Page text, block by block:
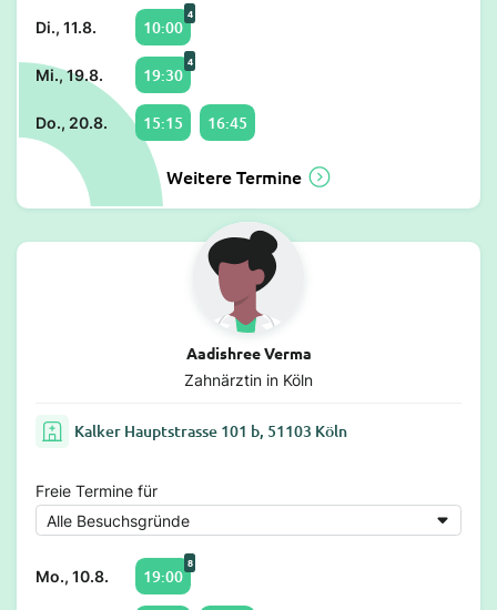
Di., 11.8. 10:00
4
Mi., 19.8. 19:30
4
Do., 20.8. 15:15 16:45
Weitere Termine
Aadishree Verma
Zahnärztin in Köln
Kalker Hauptstrasse 101 b, 51103 Köln
Freie Termine für
Mo., 10.8. 19:00
8